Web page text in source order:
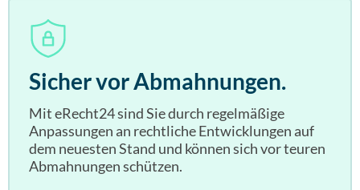
Sicher vor Abmahnungen.
Mit eRecht24 sind Sie durch regelmäßige
Anpassungen an rechtliche Entwicklungen auf
dem neuesten Stand und können sich vor teuren
Abmahnungen schützen.